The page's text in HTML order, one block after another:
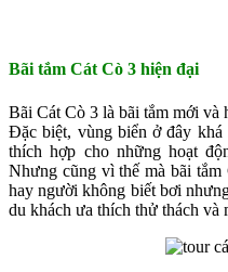
Bãi tắm Cát Cò 3 hiện đại
Bãi Cát Cò 3 là bãi tắm mới và
Đặc biệt, vùng biển ở đây khá
thích hợp cho những hoạt
Nhưng cũng vì thế mà bãi
hay người không biết bơi
du khách ưa thích thử thách và